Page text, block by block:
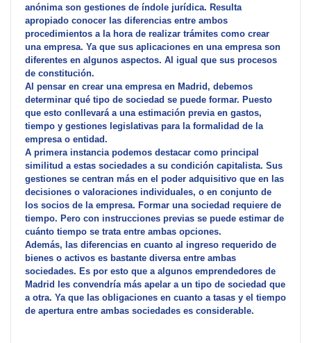
anónima son gestiones de índole jurídica. Resulta
apropiado conocer las diferencias entre ambos
procedimientos a la hora de realizar trámites como crear
una empresa. Ya que sus aplicaciones en una empresa son
diferentes en algunos aspectos. Al igual que sus procesos
de constitución.
Al pensar en crear una empresa en Madrid , debemos
determinar qué tipo de sociedad se puede formar. Puesto
que esto conllevará a una estimación previa en gastos,
tiempo y gestiones legislativas para la formalidad de la
empresa o entidad.
A primera instancia podemos destacar como principal
similitud a estas sociedades a su condición capitalista. Sus
gestiones se centran más en el poder adquisitivo que en las
decisiones o valoraciones individuales, o en conjunto de
los socios de la empresa. Formar una sociedad requiere de
tiempo. Pero con instrucciones previas se puede estimar de
cuánto tiempo se trata entre ambas opciones.
Además, las diferencias en cuanto al ingreso requerido de
bienes o activos es bastante diversa entre ambas
sociedades. Es por esto que a algunos emprendedores de
Madrid les convendría más apelar a un tipo de sociedad que
a otra. Ya que las obligaciones en cuanto a tasas y el tiempo
de apertura entre ambas sociedades es considerable.